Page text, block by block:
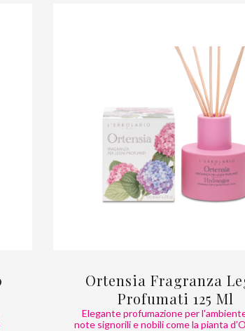
Ortensia Fragranza
Profumati 125 Ml
Elegante profumazione per
note signorili e nobili come la pianta